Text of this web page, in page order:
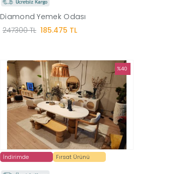
Diamond Yemek Odası
247300 TL 185.475 TL
%40
İndirimde Fırsat Ürünü